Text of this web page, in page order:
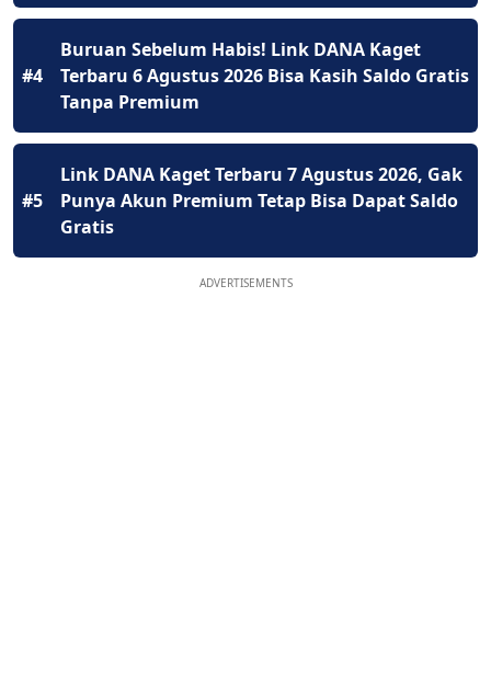
#4
Buruan Sebelum Habis! Link DANA Kaget
Terbaru 6 Agustus 2026 Bisa Kasih Saldo Gratis
Tanpa Premium
#5
Link DANA Kaget Terbaru 7 Agustus 2026, Gak
Punya Akun Premium Tetap Bisa Dapat Saldo
Gratis
ADVERTISEMENTS